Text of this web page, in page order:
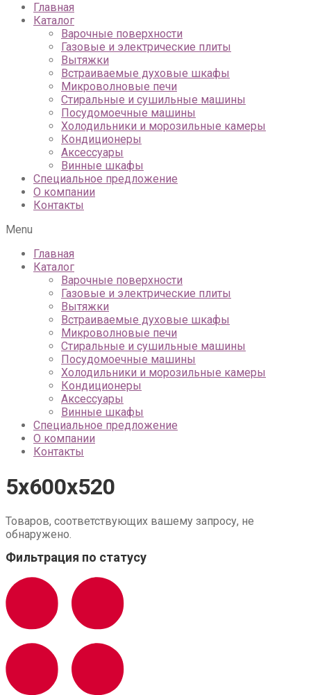
Главная
Каталог
Варочные поверхности
Газовые и электрические плиты
Вытяжки
Встраиваемые духовые шкафы
Микроволновые печи
Стиральные и сушильные машины
Посудомоечные машины
Холодильники и морозильные камеры
Кондиционеры
Аксессуары
Винные шкафы
Специальное предложение
О компании
Контакты
Menu
Главная
Каталог
Варочные поверхности
Газовые и электрические плиты
Вытяжки
Встраиваемые духовые шкафы
Микроволновые печи
Стиральные и сушильные машины
Посудомоечные машины
Холодильники и морозильные камеры
Кондиционеры
Аксессуары
Винные шкафы
Специальное предложение
О компании
Контакты
5х600х520
Товаров, соответствующих вашему запросу, не
обнаружено.
Фильтрация по статусу